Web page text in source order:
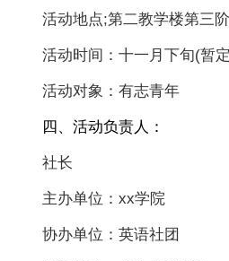
活动地点;第二教学楼第三阶
活动时间：十一月下旬(暂
活动对象：有志青年
四、活动负责人：
社长
主办单位：xx学院
协办单位：英语社团